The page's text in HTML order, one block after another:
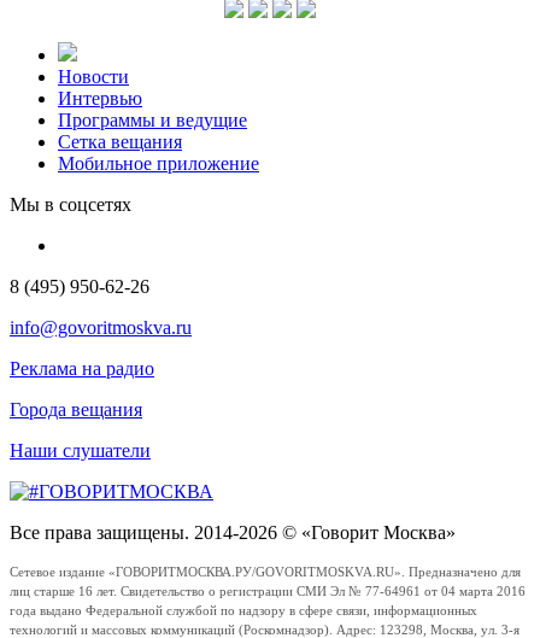
Новости
Интервью
Программы и ведущие
Сетка вещания
Мобильное приложение
Мы в соцсетях
8 (495) 950-62-26
info@govoritmoskva.ru
Реклама на радио
Города вещания
Наши слушатели
Все права защищены. 2014-2026 © «Говорит Москва»
Сетевое издание «ГОВОРИТМОСКВА.РУ/GOVORITMOSKVA.RU». Предназначено для
лиц старше 16 лет. Свидетельство о регистрации СМИ Эл № 77-64961 от 04 марта 2016
года выдано Федеральной службой по надзору в сфере связи, информационных
технологий и массовых коммуникаций (Роскомнадзор). Адрес: 123298, Москва, ул. 3-я